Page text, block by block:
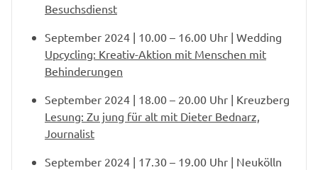
Besuchsdienst
September 2024 | 10.00 – 16.00 Uhr | Wedding
Upcycling: Kreativ-Aktion mit Menschen mit
Behinderungen
September 2024 | 18.00 – 20.00 Uhr | Kreuzberg
Lesung: Zu jung für alt mit Dieter Bednarz,
Journalist
September 2024 | 17.30 – 19.00 Uhr | Neukölln